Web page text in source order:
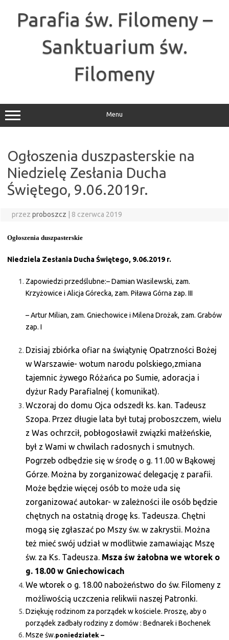
Parafia św. Filomeny –
Sanktuarium św.
Filomeny
Menu
Ogłoszenia duszpasterskie na
Niedzielę Zesłania Ducha
Świętego, 9.06.2019r.
przez proboszcz 8 czerwca 2019
Ogłoszenia duszpasterskie
Niedziela Zesłania Ducha Świętego, 9.06.2019 r.
Zapowiedzi przedślubne:– Damian Wasilewski, zam.
Krzyżowice i Alicja Górecka, zam. Piława Górna zap. III
– Artur Milian, zam. Gniechowice i Milena Drożak, zam. Grabów
zap. I
Dzisiaj zbiórka ofiar na świątynię Opatrzności Bożej
w Warszawie- wotum narodu polskiego,zmiana
tajemnic żywego Różańca po Sumie, adoracja i
dyżur Rady Parafialnej ( komunikat).
Wczoraj do domu Ojca odszedł ks. kan. Tadeusz
Szopa. Przez długie lata był tutaj proboszczem, wielu
z Was ochrzcił, pobłogosławił związki małżeńskie,
był z Wami w chwilach radosnych i smutnych.
Pogrzeb odbędzie się w środę o g. 11.00 w Bąkowej
Górze. Można by zorganizować delegację z parafii.
Może będzie więcej osób to może uda się
zorganizować autokar- w zależności ile osób będzie
chętnych na ostatnią drogę ks. Tadeusza. Chętni
mogą się zgłaszać po Mszy św. w zakrystii. Można
też mieć swój udział w modlitwie zamawiając Mszę
św. za Ks. Tadeusza. Msza św żałobna we wtorek o
g. 18.00 w Gniechowicach
We wtorek o g. 18.00 nabożeństwo do św. Filomeny z
możliwością uczczenia relikwii naszej Patronki.
Dziękuję rodzinom za porządek w kościele. Proszę, aby o
porządek zadbały rodziny z domów : Bednarek i Bochenek
Msze św.poniedziałek –